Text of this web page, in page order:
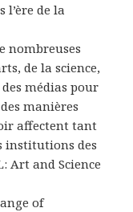
l’ère de la
nombreuses
de la science,
médias pour
manières
affectent tant
institutions des
Art and Science
of